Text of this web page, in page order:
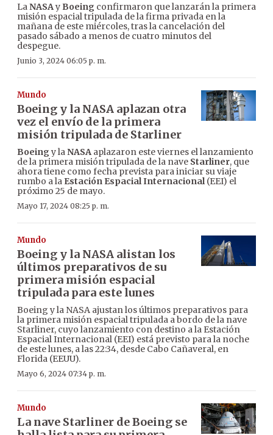
LaNASAy Boeing confirmaron que lanzarán la primera
misión espacial tripulada de la firma privada en la
mañana de este miércoles, tras la cancelación del
pasado sábado a menos de cuatro minutos del
despegue.
Junio 3, 2024 06:05 p. m.
Mundo
Boeing y la NASA aplazan otra
vez el envío de la primera
misión tripulada de Starliner
Boeingy laNASA aplazaron este viernes el lanzamiento
de la primera misión tripulada de la nave Starliner, que
ahora tiene como fecha prevista para iniciar su viaje
rumbo a la Estación Espacial Internacional(EEI) el
próximo 25 de mayo.
Mayo 17, 2024 08:25 p. m.
Mundo
Boeing y la NASA alistan los
últimos preparativos de su
primera misión espacial
tripulada para este lunes
Boeing y la NASA ajustan los últimos preparativos para
la primera misión espacial tripulada a bordo de la nave
Starliner, cuyo lanzamiento con destino a la Estación
Espacial Internacional (EEI) está previsto para la noche
de este lunes, a las 22:34, desde Cabo Cañaveral, en
Florida (EEUU).
Mayo 6, 2024 07:34 p. m.
Mundo
La nave Starliner de Boeing se